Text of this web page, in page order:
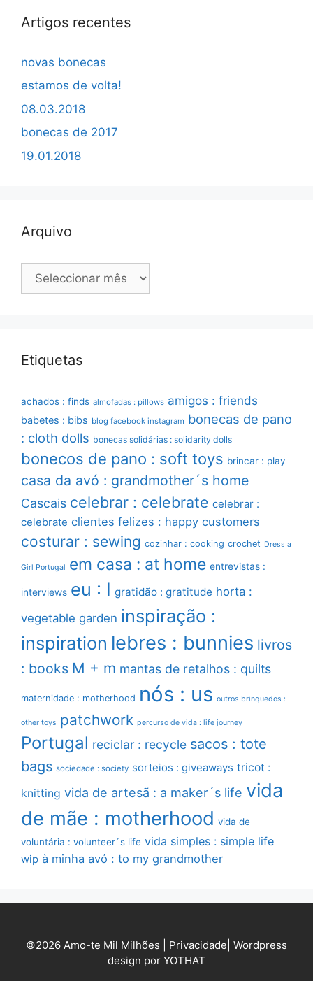
Artigos recentes
novas bonecas
estamos de volta!
08.03.2018
bonecas de 2017
19.01.2018
Arquivo
Arquivo
Etiquetas
achados : finds almofadas : pillows amigos : friends
babetes : bibs blog facebook instagram bonecas de pano
: cloth dolls bonecas solidárias : solidarity dolls
bonecos de pano : soft toys brincar : play
casa da avó : grandmother´s home
Cascais celebrar : celebrate celebrar :
celebrate clientes felizes : happy customers
costurar : sewing cozinhar : cooking crochet Dress a
Girl Portugal em casa : at home entrevistas :
interviews eu : I gratidão : gratitude horta :
vegetable garden inspiração :
inspiration lebres : bunnies livros
: books M + m mantas de retalhos : quilts
maternidade : motherhood nós : us outros brinquedos :
other toys patchwork percurso de vida : life journey
Portugal reciclar : recycle sacos : tote
bags sociedade : society sorteios : giveaways tricot :
knitting vida de artesã : a maker´s life vida
de mãe : motherhood vida de
voluntária : volunteer´s life vida simples : simple life
wip à minha avó : to my grandmother
©2026 Amo-te Mil Milhões | Privacidade Wordpress
design por YOTHAT